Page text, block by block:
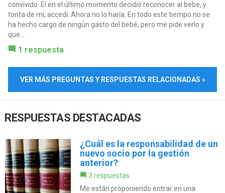
convivido. El en el último momento decidió reconocer al bebe, y
tonta de mí, accedí. Ahora no lo haría. En todo este tiempo no se
ha hecho cargo de ningún gasto del bebé, pero me pide verlo y
que...
1 respuesta
VER MÁS PREGUNTAS Y RESPUESTAS RELACIONADAS »
RESPUESTAS DESTACADAS
¿Cuál es la responsabilidad de un
nuevo socio por la gestión
anterior?
3 respuestas
Me están proponiendo entrar en una